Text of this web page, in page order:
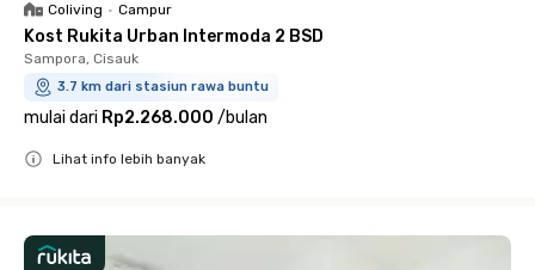
Coliving • Campur
Kost Rukita Urban Intermoda 2 BSD
Sampora, Cisauk
3.7 km dari stasiun rawa buntu
mulai dari Rp2.268.000 /bulan
Lihat info lebih banyak